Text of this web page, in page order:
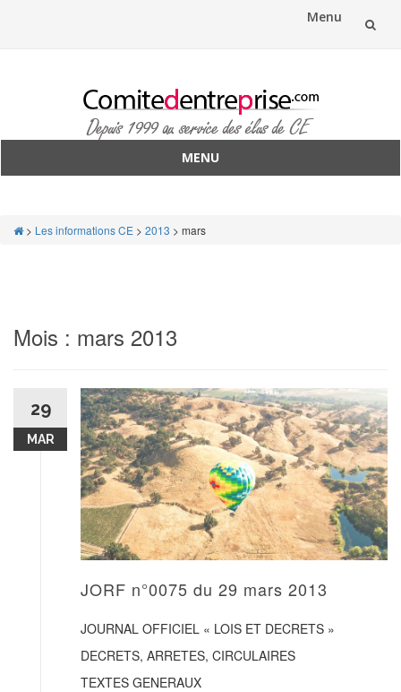
Menu
MENU
> Les informations CE > 2013 > mars
Mois : mars 2013
29
MAR
JORF n°0075 du 29 mars 2013
JOURNAL OFFICIEL « LOIS ET DECRETS »
DECRETS, ARRETES, CIRCULAIRES
TEXTES GENERAUX